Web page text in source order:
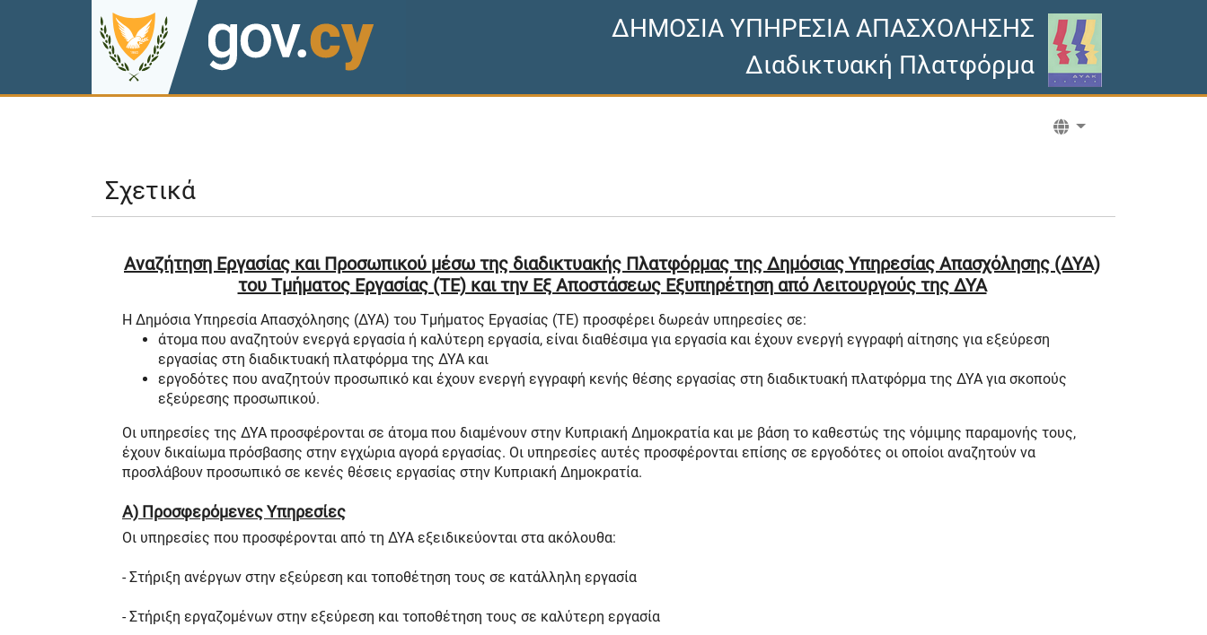
ΔΗΜΟΣΙΑ ΥΠΗΡΕΣΙΑ ΑΠΑΣΧΟΛΗΣΗΣ
Διαδικτυακή Πλατφόρμα
Σχετικά
Αναζήτηση Εργασίας και Προσωπικού μέσω της διαδικτυακής Πλατφόρμας της Δημόσιας Υπηρεσίας Απασχόλησης (ΔΥΑ)
του Τμήματος Εργασίας (ΤΕ) και την Εξ Αποστάσεως Εξυπηρέτηση από Λειτουργούς της ΔΥΑ
Η Δημόσια Υπηρεσία Απασχόλησης (ΔΥΑ) του Τμήματος Εργασίας (ΤΕ) προσφέρει δωρεάν υπηρεσίες σε:
άτομα που αναζητούν ενεργά εργασία ή καλύτερη εργασία, είναι διαθέσιμα για εργασία και έχουν ενεργή εγγραφή αίτησης για εξεύρεση
εργασίας στη διαδικτυακή πλατφόρμα της ΔΥΑ και
εργοδότες που αναζητούν προσωπικό και έχουν ενεργή εγγραφή κενής θέσης εργασίας στη διαδικτυακή πλατφόρμα της ΔΥΑ για σκοπούς
εξεύρεσης προσωπικού.
Οι υπηρεσίες της ΔΥΑ προσφέρονται σε άτομα που διαμένουν στην Κυπριακή Δημοκρατία και με βάση το καθεστώς της νόμιμης παραμονής τους,
έχουν δικαίωμα πρόσβασης στην εγχώρια αγορά εργασίας. Οι υπηρεσίες αυτές προσφέρονται επίσης σε εργοδότες οι οποίοι αναζητούν να
προσλάβουν προσωπικό σε κενές θέσεις εργασίας στην Κυπριακή Δημοκρατία.
Α) Προσφερόμενες Υπηρεσίες
Oι υπηρεσίες που προσφέρονται από τη ΔΥΑ εξειδικεύονται στα ακόλουθα:
- Στήριξη ανέργων στην εξεύρεση και τοποθέτηση τους σε κατάλληλη εργασία
- Στήριξη εργαζομένων στην εξεύρεση και τοποθέτηση τους σε καλύτερη εργασία